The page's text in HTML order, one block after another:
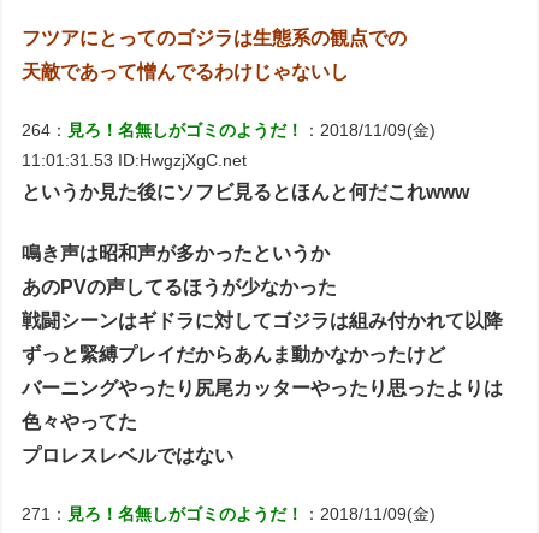
フツアにとってのゴジラは生態系の観点での
天敵であって憎んでるわけじゃないし
264： 見ろ！名無しがゴミのようだ！
：2018/11/09(金)
11:01:31.53 ID:HwgzjXgC.net
というか見た後にソフビ見るとほんと何だこれwww
鳴き声は昭和声が多かったというか
あのPVの声してるほうが少なかった
戦闘シーンはギドラに対してゴジラは組み付かれて以降
ずっと緊縛プレイだからあんま動かなかったけど
バーニングやったり尻尾カッターやったり思ったよりは
色々やってた
プロレスレベルではない
271： 見ろ！名無しがゴミのようだ！
：2018/11/09(金)